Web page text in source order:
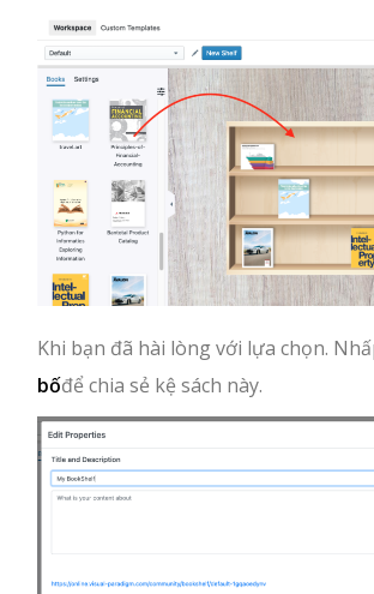
Khi bạn đã hài lòng với lựa chọn.
bốđể chia sẻ kệ sách này.